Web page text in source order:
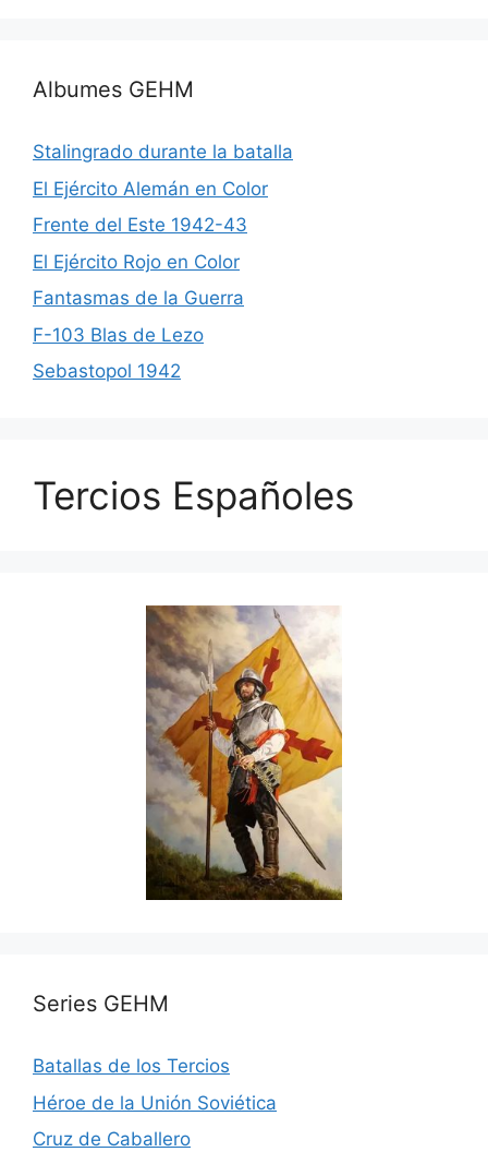
Albumes GEHM
Stalingrado durante la batalla
El Ejército Alemán en Color
Frente del Este 1942-43
El Ejército Rojo en Color
Fantasmas de la Guerra
F-103 Blas de Lezo
Sebastopol 1942
Tercios Españoles
Series GEHM
Batallas de los Tercios
Héroe de la Unión Soviética
Cruz de Caballero